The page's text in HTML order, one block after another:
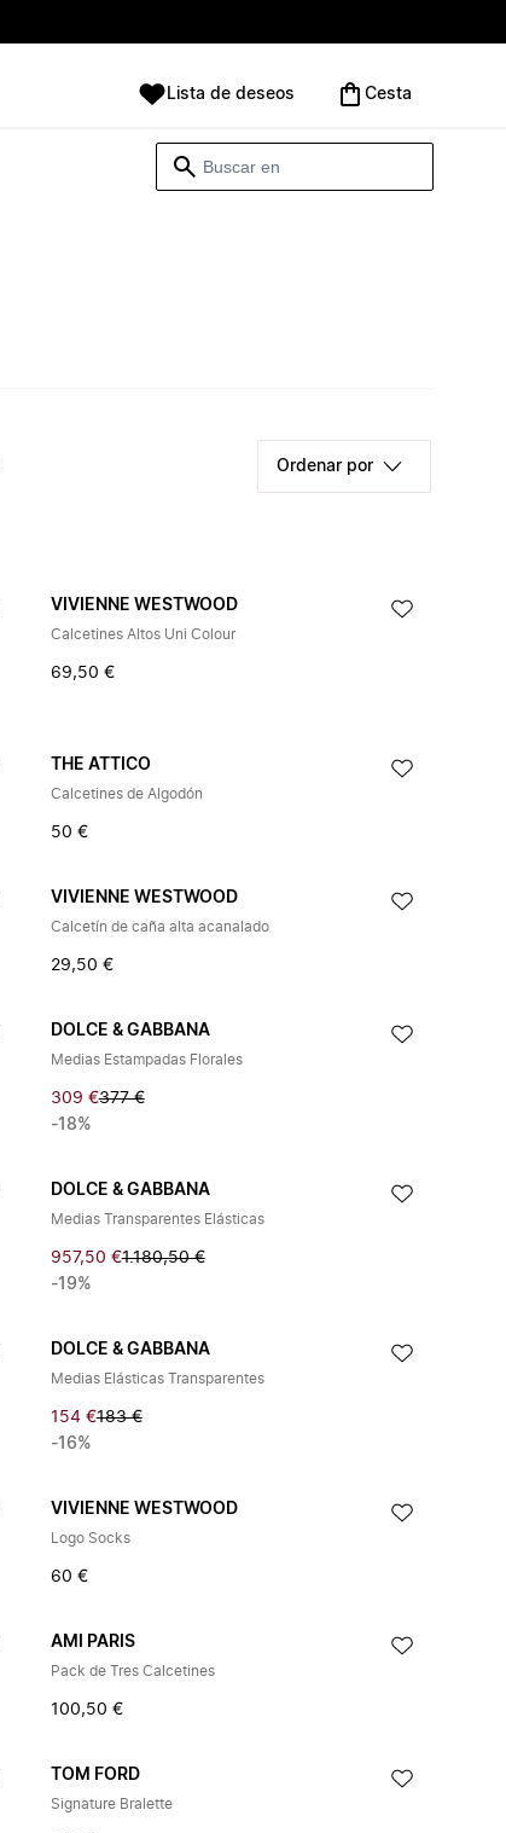
Lista de deseos Cesta
Ordenar por
VIVIENNE WESTWOOD
Calcetines Altos Uni Colour
69,50 €
THE ATTICO
Calcetines de Algodón
50 €
VIVIENNE WESTWOOD
Calcetín de caña alta acanalado
29,50 €
DOLCE & GABBANA
Medias Estampadas Florales
309 €377 €
-18%
DOLCE & GABBANA
Medias Transparentes Elásticas
957,50 €1.180,50 €
-19%
DOLCE & GABBANA
Medias Elásticas Transparentes
154 €183 €
-16%
VIVIENNE WESTWOOD
Logo Socks
60 €
AMI PARIS
Pack de Tres Calcetines
100,50 €
TOM FORD
Signature Bralette